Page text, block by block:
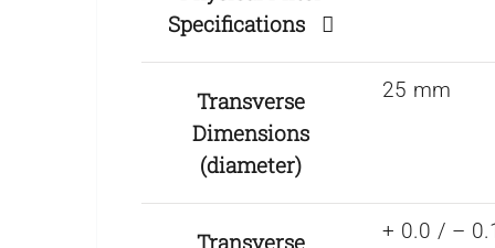
Specifications
Transverse
Dimensions
(diameter)
25 mm
Transverse
+ 0.0 / –